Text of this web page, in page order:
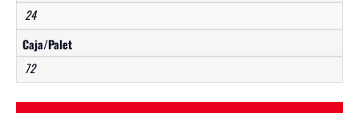
24
Caja/Palet
72